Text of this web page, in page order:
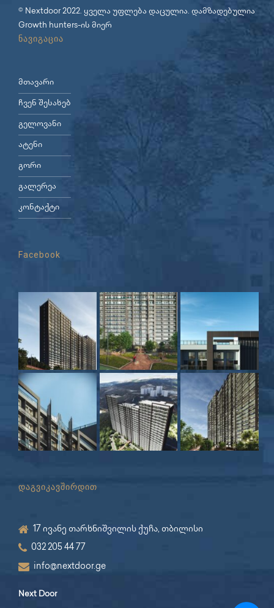
© Nextdoor 2022. ყველა უფლება დაცულია. დამზადებულია
Growth hunters-ის მიერ
ნავიგაცია
მთავარი
ჩვენ შესახებ
გელოვანი
ატენი
გორი
გალერეა
კონტაქტი
Facebook
დაგვიკავშირდით
17 ივანე თარხნიშვილის ქუჩა, თბილისი
032 205 44 77
info@nextdoor.ge
Next Door